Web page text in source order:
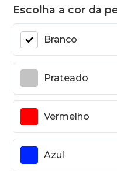
Escolha a cor da
Branco
Prateado
Vermelho
Azul